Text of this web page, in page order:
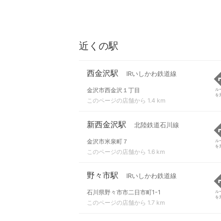
近くの駅
西金沢駅 IRいしかわ鉄道線
金沢市西金沢１丁目
このページの店舗から 1.4 km
ル
を
新西金沢駅 北陸鉄道石川線
金沢市米泉町７
このページの店舗から 1.6 km
ル
を
野々市駅 IRいしかわ鉄道線
石川県野々市市二日市町1-1
このページの店舗から 1.7 km
ル
を